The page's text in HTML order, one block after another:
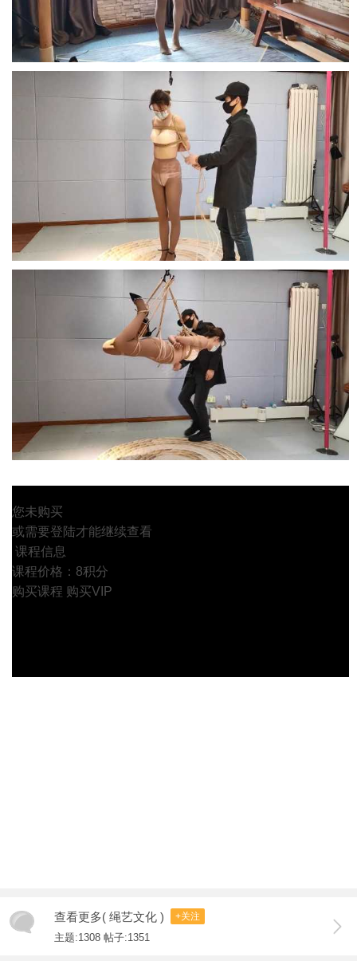
您未购买
或需要登陆才能继续查看
课程信息
课程价格：8积分
购买课程 购买VIP
查看更多( 绳艺文化 ) +关注
主题:1308 帖子:1351